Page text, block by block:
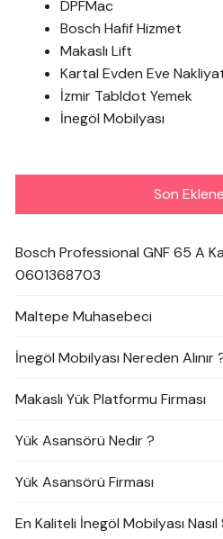
DPFMac
Bosch Hafif Hizmet
Makaslı Lift
Kartal Evden Eve
İzmir Tabldot Yemek
İnegöl Mobilyası
Son
Bosch Professional GNF 65 A
0601368703
Maltepe Muhasebeci
İnegöl Mobilyası Nereden Alınır
Makaslı Yük Platformu Firması
Yük Asansörü Nedir ?
Yük Asansörü Firması
En Kaliteli İnegöl Mobilyası Nasıl